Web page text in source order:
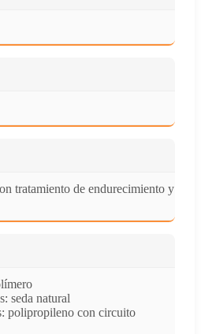
tratamiento de endurecimiento y
seda natural
polipropileno con circuito